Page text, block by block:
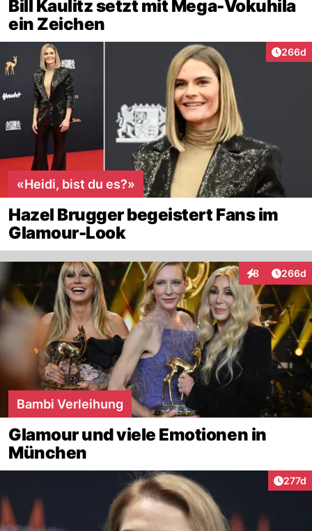
Bill Kaulitz setzt mit Mega-Vokuhila
ein Zeichen
266d
«Heidi, bist du es?»
Hazel Brugger begeistert Fans im
Glamour-Look
8
Interaktionen
266d
Bambi Verleihung
Glamour und viele Emotionen in
München
277d